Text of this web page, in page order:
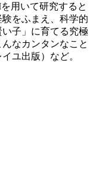
用いて研究すると
をふまえ、科学的
子」に育てる究極
なカンタンなこと
ユ出版）など。